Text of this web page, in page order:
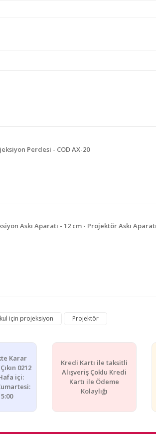
Perdesi - COD AX-20
Askı Aparatı - 12 cm - Projektör Askı Aparatı
için projeksiyon Projektör
Karar
0212
içi:
Kredi Kartı ile taksitli
Alışveriş Çoklu Kredi
Kartı ile Ödeme
Kolaylığı